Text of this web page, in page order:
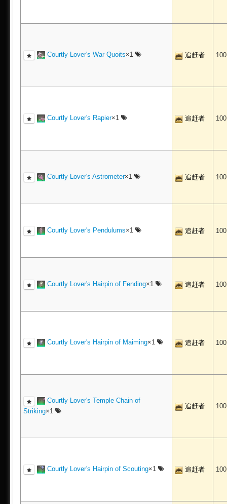
Courtly Lover's War Quoits×1 追赶者
Courtly Lover's Rapier×1 追赶者
Courtly Lover's Astrometer×1 追赶者
Courtly Lover's Pendulums×1 追赶者
Courtly Lover's Hairpin of Fending×1 追赶者
Courtly Lover's Hairpin of Maiming×1 追赶者
Courtly Lover's Temple Chain of
Striking×1
追赶者
Courtly Lover's Hairpin of Scouting×1 追赶者